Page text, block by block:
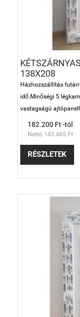
138X208
Házhozszállítás
idő.Minőségi 5
vastagságú
182.200 Ft -tól
Nettó 143.465 Ft
RÉSZLETEK